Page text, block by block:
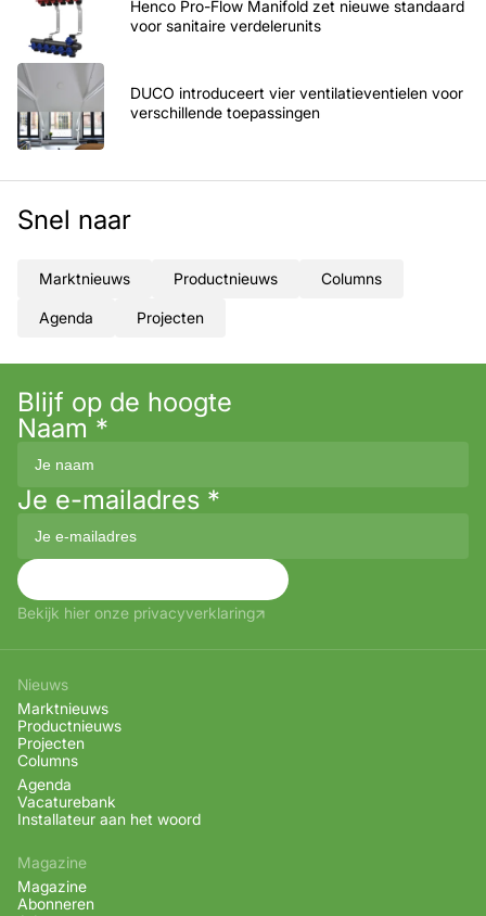
Henco Pro-Flow Manifold zet nieuwe standaard
voor sanitaire verdelerunits
DUCO introduceert vier ventilatieventielen voor
verschillende toepassingen
Snel naar
Marktnieuws Productnieuws Columns
Agenda Projecten
Blijf op de hoogte
Naam *
Je e-mailadres *
Bekijk hier onze privacyverklaring
Nieuws
Marktnieuws
Productnieuws
Projecten
Columns
Agenda
Vacaturebank
Installateur aan het woord
Magazine
Magazine
Abonneren